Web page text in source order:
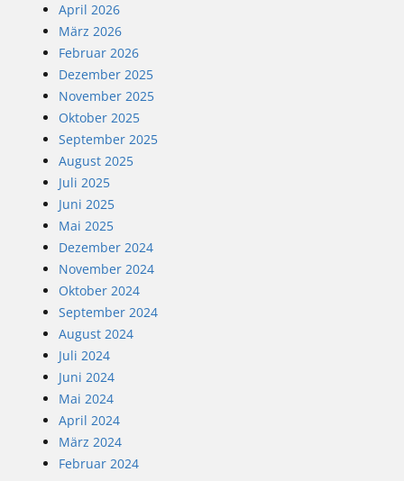
April 2026
März 2026
Februar 2026
Dezember 2025
November 2025
Oktober 2025
September 2025
August 2025
Juli 2025
Juni 2025
Mai 2025
Dezember 2024
November 2024
Oktober 2024
September 2024
August 2024
Juli 2024
Juni 2024
Mai 2024
April 2024
März 2024
Februar 2024